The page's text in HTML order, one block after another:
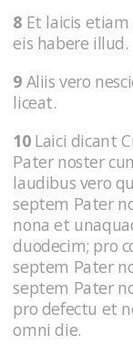
8 Et laicis
eis habere illud.
9 Aliis vero
liceat.
10Laici dicant
Pater noster
laudibus vero
septem Pater
nona et
duodecim; pro
septem Pater
septem Pater
pro defectu et
omni die.